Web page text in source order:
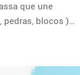
que une
pedras, blocos )
vezes certos